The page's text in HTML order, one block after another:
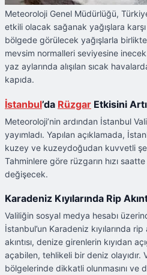
Meteoroloji Genel Müdürlüğü,
etkili olacak sağanak yağışlara
bölgede görülecek yağışlarla
mevsim normalleri seviyesine
yaz aylarında alışılan sıcak
kapıda.
İstanbul’da Rüzgar Etkisini
Meteoroloji’nin ardından İstanbul
yayımladı. Yapılan açıklamada,
kuzey ve kuzeydoğudan kuvvetli
Tahminlere göre rüzgarın hızı
değişecek.
Karadeniz Kıyılarında Rip
Valiliğin sosyal medya hesabı
İstanbul’un Karadeniz kıyılarında
akıntısı, denize girenlerin kıyıdan
açabilen, tehlikeli bir deniz olayıdır.
bölgelerinde dikkatli olunmasını ve